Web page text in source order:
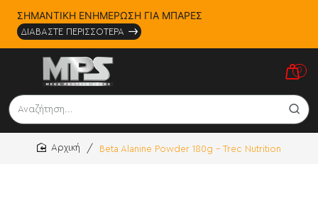
ΣΗΜΑΝΤΙΚΗ ΕΝΗΜΕΡΩΣΗ ΓΙΑ ΜΠΑΡΕΣ
ΔΙΑΒΑΣΤΕ ΠΕΡΙΣΣΟΤΕΡΑ
0
Αναζήτηση...
Beta Alanine Powder 180g - Trec Nutrition